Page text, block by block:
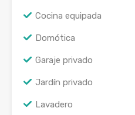
Cocina equipada
Domótica
Garaje privado
Jardín privado
Lavadero